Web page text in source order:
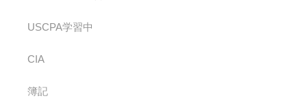
USCPA学習中
CIA
簿記